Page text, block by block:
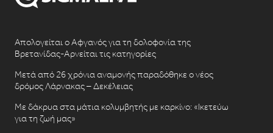
Απολογείται ο Αφγανός για τη δολοφονία της
Βρετανίδας-Αρνείται τις κατηγορίες
Μετά από 26 χρόνια αναμονής παραδόθηκε ο νέος
δρόμος Λάρνακας – Δεκέλειας
Με δάκρυα στα μάτια κολυμβητής με καρκίνο: «Ικετεύω
για τη ζωή μας»